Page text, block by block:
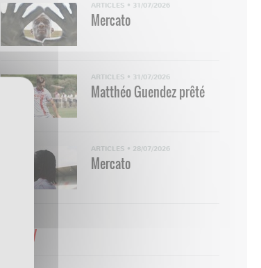
ARTICLES • 31/07/2026
Mercato
ARTICLES • 31/07/2026
Matthéo Guendez prêté
ARTICLES • 28/07/2026
Mercato
WebTV